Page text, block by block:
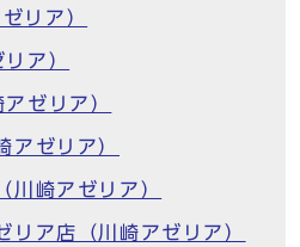
リア）
ア）
ゼリア）
アゼリア）
川崎アゼリア）
リア店（川崎アゼリア）